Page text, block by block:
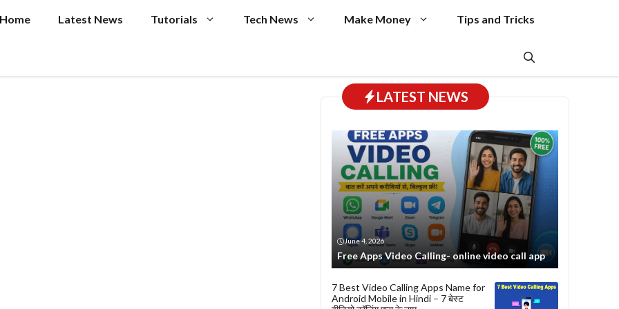
Home Latest News Tutorials Tech News Make Money Tips and Tricks
LATEST NEWS
June 4, 2026
Free Apps Video Calling- online video call app
7 Best Video Calling Apps Name for
Android Mobile in Hindi – 7 बेस्ट